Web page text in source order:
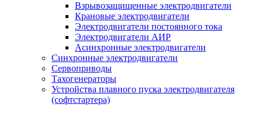
Взрывозащищенные электродвигатели
Крановые электродвигатели
Электродвигатели постоянного тока
Электродвигатели АИР
Асинхронные электродвигатели
Синхронные электродвигатели
Сервоприводы
Тахогенераторы
Устройства плавного пуска электродвигателя
(софтстартера)